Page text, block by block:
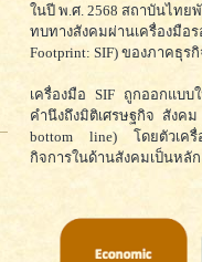
ในปี พ.ศ. 2568 สถาบันไทย
ทบทางสังคมผ่านเครื่อง
Footprint: SIF) ของภาคธุร
เครื่องมือ SIF ถูกออกแบบ
คำนึงถึงมิติเศรษฐกิจ สังค
bottom line) โดยตัวเครื่
กิจการในด้านสังคมเป็นหลัก